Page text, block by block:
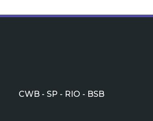
CWB - SP - RIO - BSB